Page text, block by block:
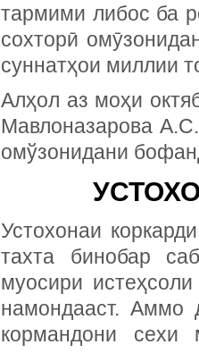
тармими либос ба
сохторӣ
суннатҳои миллии
Алҳол аз моҳи
Мавлоназарова
омўзонидани
Устохонаи
тахта бинобар
муосири
намондааст. Аммо
кормандони сехи